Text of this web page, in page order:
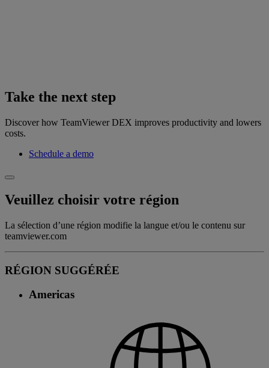
Take the next step
Discover how TeamViewer DEX improves productivity and lowers
costs.
Schedule a demo
Veuillez choisir votre région
La sélection d’une région modifie la langue et/ou le contenu sur
teamviewer.com
RÉGION SUGGÉRÉE
Americas